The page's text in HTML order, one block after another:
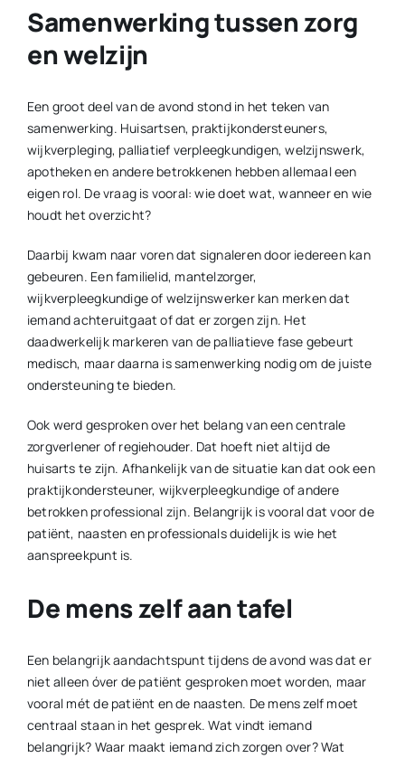
Samenwerking tussen zorg
en welzijn
Een groot deel van de avond stond in het teken van
samenwerking. Huisartsen, praktijkondersteuners,
wijkverpleging, palliatief verpleegkundigen, welzijnswerk,
apotheken en andere betrokkenen hebben allemaal een
eigen rol. De vraag is vooral: wie doet wat, wanneer en wie
houdt het overzicht?
Daarbij kwam naar voren dat signaleren door iedereen kan
gebeuren. Een familielid, mantelzorger,
wijkverpleegkundige of welzijnswerker kan merken dat
iemand achteruitgaat of dat er zorgen zijn. Het
daadwerkelijk markeren van de palliatieve fase gebeurt
medisch, maar daarna is samenwerking nodig om de juiste
ondersteuning te bieden.
Ook werd gesproken over het belang van een centrale
zorgverlener of regiehouder. Dat hoeft niet altijd de
huisarts te zijn. Afhankelijk van de situatie kan dat ook een
praktijkondersteuner, wijkverpleegkundige of andere
betrokken professional zijn. Belangrijk is vooral dat voor de
patiënt, naasten en professionals duidelijk is wie het
aanspreekpunt is.
De mens zelf aan tafel
Een belangrijk aandachtspunt tijdens de avond was dat er
niet alleen óver de patiënt gesproken moet worden, maar
vooral mét de patiënt en de naasten. De mens zelf moet
centraal staan in het gesprek. Wat vindt iemand
belangrijk? Waar maakt iemand zich zorgen over? Wat